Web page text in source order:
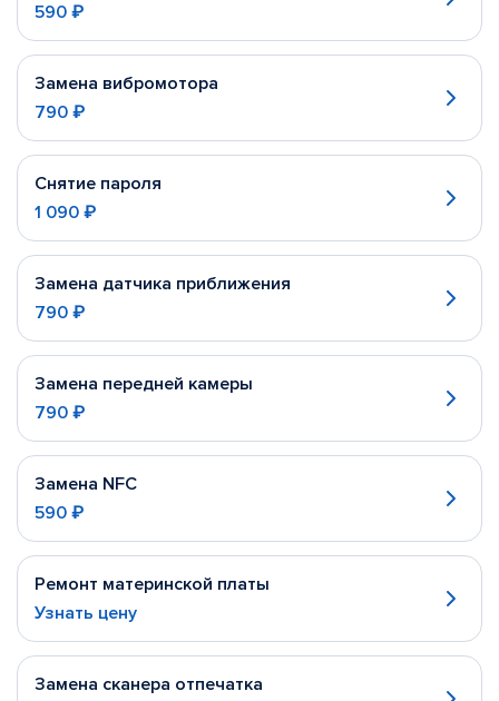
590 ₽
Замена вибромотора
790 ₽
Снятие пароля
1 090 ₽
Замена датчика приближения
790 ₽
Замена передней камеры
790 ₽
Замена NFC
590 ₽
Ремонт материнской платы
Узнать цену
Замена сканера отпечатка